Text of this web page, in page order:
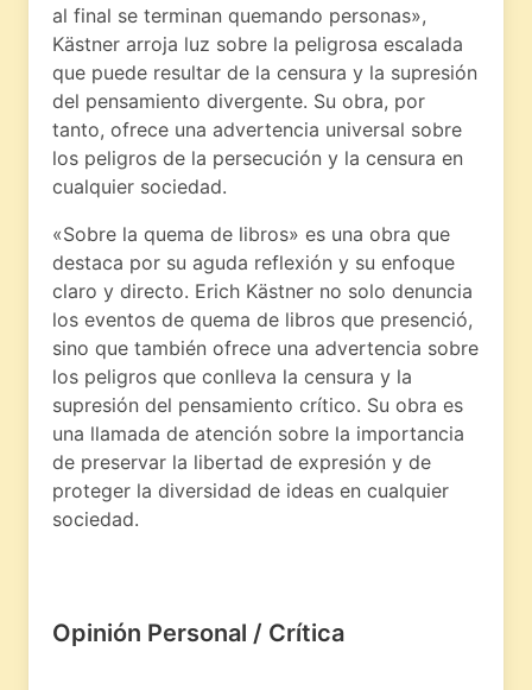
al final se terminan quemando personas»,
Kästner arroja luz sobre la peligrosa escalada
que puede resultar de la censura y la supresión
del pensamiento divergente. Su obra, por
tanto, ofrece una advertencia universal sobre
los peligros de la persecución y la censura en
cualquier sociedad.
«Sobre la quema de libros» es una obra que
destaca por su aguda reflexión y su enfoque
claro y directo. Erich Kästner no solo denuncia
los eventos de quema de libros que presenció,
sino que también ofrece una advertencia sobre
los peligros que conlleva la censura y la
supresión del pensamiento crítico. Su obra es
una llamada de atención sobre la importancia
de preservar la libertad de expresión y de
proteger la diversidad de ideas en cualquier
sociedad.
Opinión Personal / Crítica